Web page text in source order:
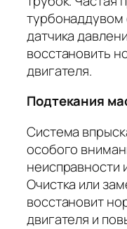
турбонаддувом
датчика
восстановить
двигателя.
Подтекания
Система
особого
неисправности
Очистка или
восстановит
двигателя и